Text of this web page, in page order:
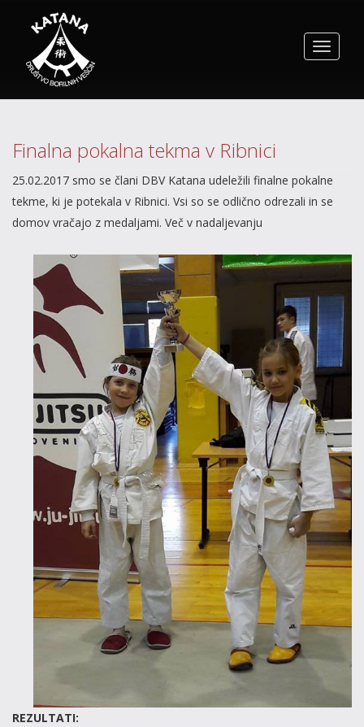
Toggle
Finalna pokalna tekma v Ribnici
25.02.2017 smo se člani DBV Katana udeležili finalne pokalne
tekme, ki je potekala v Ribnici. Vsi so se odlično odrezali in se
domov vračajo z medaljami. Več v nadaljevanju
REZULTATI: